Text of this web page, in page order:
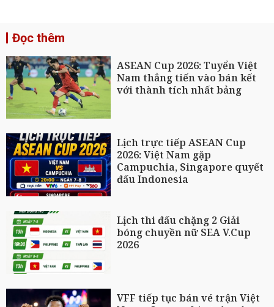
Đọc thêm
ASEAN Cup 2026: Tuyển Việt
Nam thẳng tiến vào bán kết
với thành tích nhất bảng
Lịch trực tiếp ASEAN Cup
2026: Việt Nam gặp
Campuchia, Singapore quyết
đấu Indonesia
Lịch thi đấu chặng 2 Giải
bóng chuyền nữ SEA V.Cup
2026
VFF tiếp tục bán vé trận Việt